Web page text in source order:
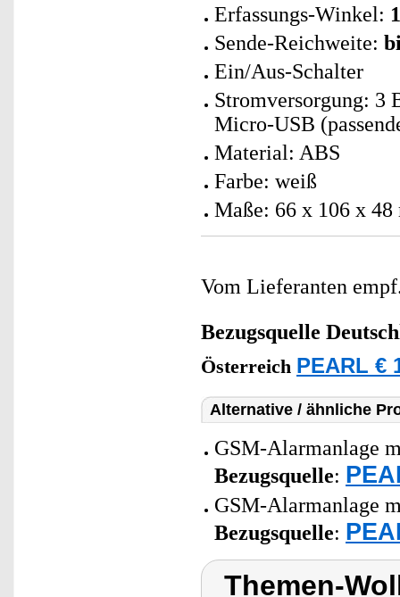
Erfassungs-Winkel:
Sende-Reichweite:
Ein/Aus-Schalter
Stromversorgung: 3
Micro-USB
Material: ABS
Farbe: weiß
Maße: 66 x 106 x
Vom Lieferanten
Bezugsquelle
Österreich PEARL €
Alternative / ähnliche
GSM-Alarmanlage
Bezugsquelle:
GSM-Alarmanlage
Bezugsquelle:
Themen-